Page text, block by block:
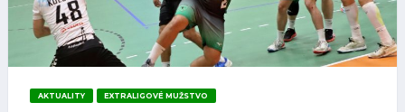
AKTUALITY EXTRALIGOVÉ MUŽSTVO